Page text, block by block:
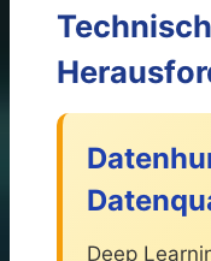
Deep